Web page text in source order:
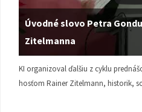
Úvodné slovo Petra
Zitelmanna
KI organizoval ďalšiu z cyklu
hosťom Rainer Zitelmann, historik,